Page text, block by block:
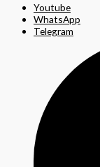
Youtube
WhatsApp
Telegram